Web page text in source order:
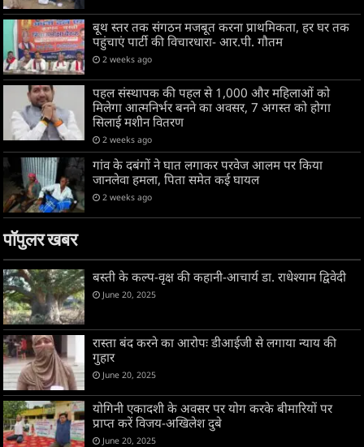
बूथ स्तर तक संगठन मजबूत करना प्राथमिकता, हर घर तक
पहुंचाएं पार्टी की विचारधारा- आर.पी. गौतम
2 weeks ago
पहल संस्थापक की पहल से 1,000 और महिलाओं को
मिलेगा आत्मनिर्भर बनने का अवसर, 7 अगस्त को होगा
सिलाई मशीन वितरण
2 weeks ago
गांव के दबंगों ने घात लगाकर परवेज आलम पर किया
जानलेवा हमला, पिता समेत कई घायल
2 weeks ago
पॉपुलर खबर
बस्ती के कल्प-वृक्ष की कहानी-आचार्य डा. राधेश्याम द्विवेदी
June 20, 2025
रास्ता बंद करने का आरोपः डीआईजी से लगाया न्याय की
गुहार
June 20, 2025
योगिनी एकादशी के अवसर पर योग करके बीमारियों पर
प्राप्त करें विजय-अखिलेश दुबे
June 20, 2025